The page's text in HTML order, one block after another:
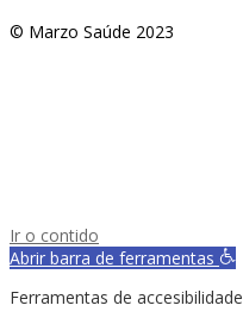
© Marzo Saúde 2023
Ir o contido
Abrir barra de ferramentas
Ferramentas de accesibilidade